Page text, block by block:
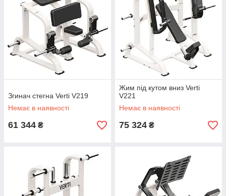
Згинач стегна Verti V219
Немає в наявності
61 344 ₴
Жим під кутом вниз Verti
V221
Немає в наявності
75 324 ₴